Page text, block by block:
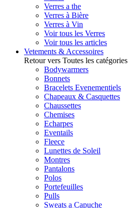
Verres a the
Verres à Bière
Verres à Vin
Voir tous les Verres
Voir tous les articles
Vetements & Accessoires
Retour vers Toutes les catégories
Bodywarmers
Bonnets
Bracelets Evenementiels
Chapeaux & Casquettes
Chaussettes
Chemises
Echarpes
Eventails
Fleece
Lunettes de Soleil
Montres
Pantalons
Polos
Portefeuilles
Pulls
Sweats a Capuche